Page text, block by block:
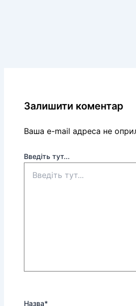
Залишити коментар
Ваша e-mail адреса не
Введіть тут...
Назва*